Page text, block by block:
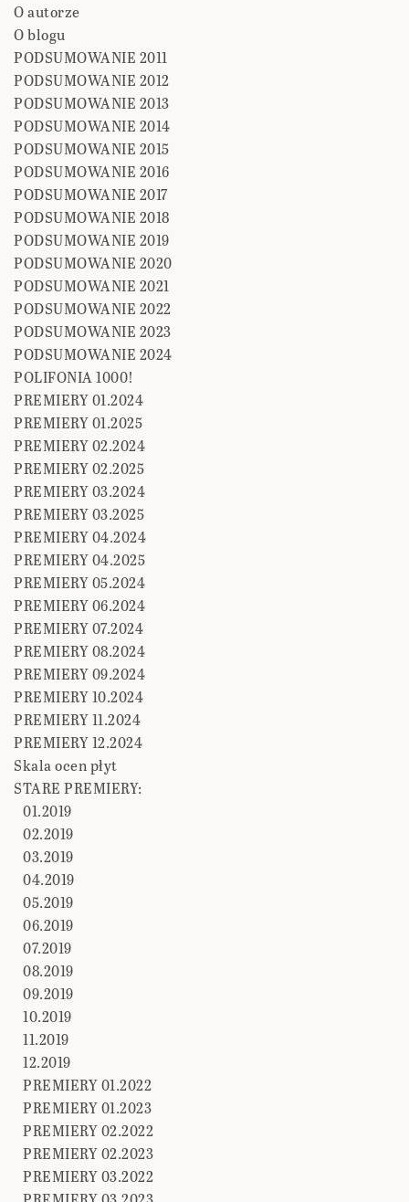
O autorze
O blogu
PODSUMOWANIE 2011
PODSUMOWANIE 2012
PODSUMOWANIE 2013
PODSUMOWANIE 2014
PODSUMOWANIE 2015
PODSUMOWANIE 2016
PODSUMOWANIE 2017
PODSUMOWANIE 2018
PODSUMOWANIE 2019
PODSUMOWANIE 2020
PODSUMOWANIE 2021
PODSUMOWANIE 2022
PODSUMOWANIE 2023
PODSUMOWANIE 2024
POLIFONIA 1000!
PREMIERY 01.2024
PREMIERY 01.2025
PREMIERY 02.2024
PREMIERY 02.2025
PREMIERY 03.2024
PREMIERY 03.2025
PREMIERY 04.2024
PREMIERY 04.2025
PREMIERY 05.2024
PREMIERY 06.2024
PREMIERY 07.2024
PREMIERY 08.2024
PREMIERY 09.2024
PREMIERY 10.2024
PREMIERY 11.2024
PREMIERY 12.2024
Skala ocen płyt
STARE PREMIERY:
01.2019
02.2019
03.2019
04.2019
05.2019
06.2019
07.2019
08.2019
09.2019
10.2019
11.2019
12.2019
PREMIERY 01.2022
PREMIERY 01.2023
PREMIERY 02.2022
PREMIERY 02.2023
PREMIERY 03.2022